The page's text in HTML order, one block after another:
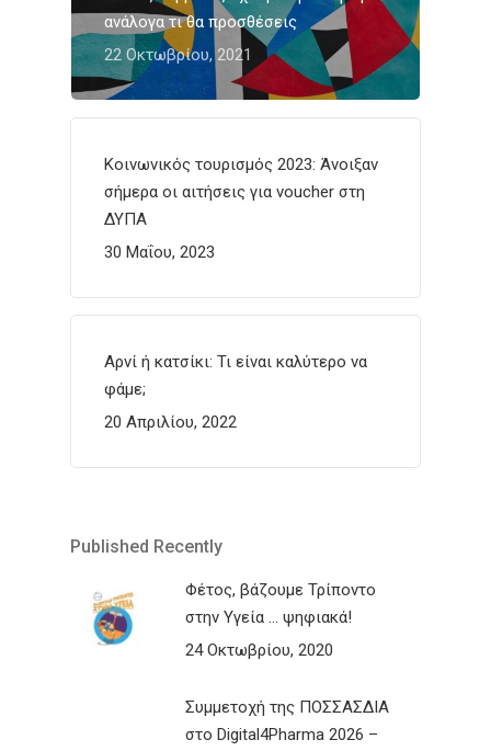
ανάλογα τι θα προσθέσεις
22 Οκτωβρίου, 2021
Κοινωνικός τουρισμός 2023: Άνοιξαν
σήμερα οι αιτήσεις για voucher στη
ΔΥΠΑ
30 Μαΐου, 2023
Αρνί ή κατσίκι: Τι είναι καλύτερο να
φάμε;
20 Απριλίου, 2022
Published Recently
Φέτος, βάζουμε Τρίποντο
στην Υγεία … ψηφιακά!
24 Οκτωβρίου, 2020
Συμμετοχή της ΠΟΣΣΑΣΔΙΑ
στο Digital4Pharma 2026 –